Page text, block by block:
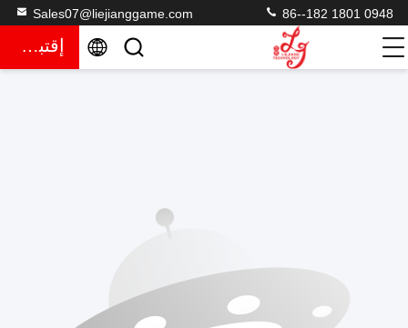
Sales07@liejianggame.com 86--182 1801 0948
إقتباس